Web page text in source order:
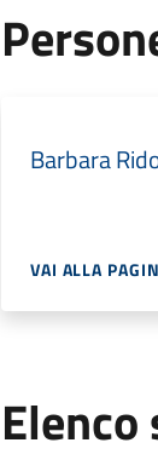
Barbara
VAI ALLA